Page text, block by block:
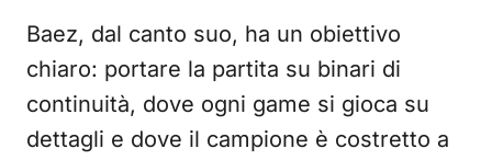
Baez, dal canto suo, ha un obiettivo
chiaro: portare la partita su binari di
continuità, dove ogni game si gioca su
dettagli e dove il campione è costretto a